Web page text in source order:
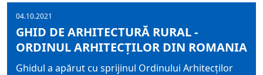
04.10.2021
GHID DE ARHITECTURĂ RURAL -
ORDINUL ARHITECȚILOR DIN ROMANIA
Ghidul a apărut cu sprijinul Ordinului Arhitecților